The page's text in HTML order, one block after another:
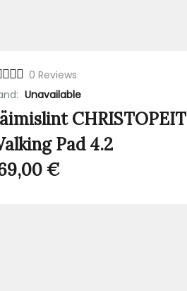
0 Reviews
Unavailable
CHRISTOPEIT
Pad 4.2
€